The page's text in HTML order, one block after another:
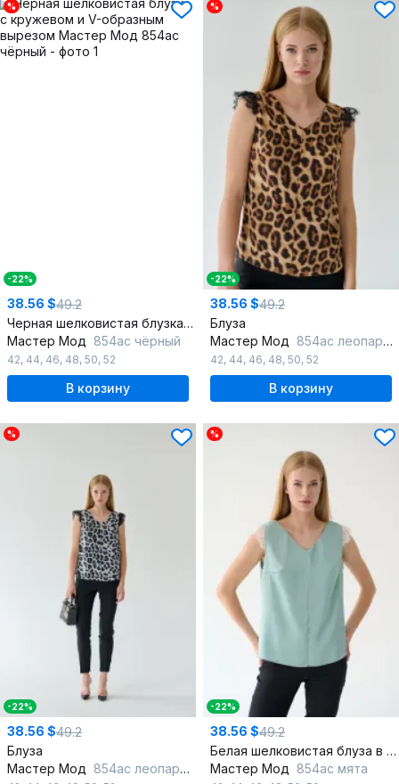
%
-22%
38.56 $49.2
Черная шелковистая блузка с кружевом и V-образным вырезом
Мастер Мод 854ас чёрный
42, 44, 46, 48, 50, 52
В корзину
%
-22%
38.56 $49.2
Блуза
Мастер Мод 854ас леопард_рыжий
42, 44, 46, 48, 50, 52
В корзину
%
-22%
38.56 $49.2
Блуза
Мастер Мод 854ас леопард серый
%
-22%
38.56 $49.2
Белая шелковистая блуза в бельевом стиле с кружевными деталями
Мастер Мод 854ас мята